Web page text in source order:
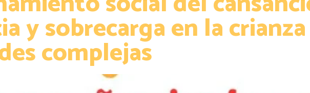
y sobrecarga en la
complejas